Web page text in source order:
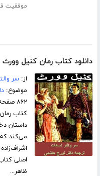
موفقیت
دانلود کتاب رمان کنیل وورث
از:سر
موضوع:
۸۶۲ صفحه
کتاب
داستان
می‌کند
ظاهر...